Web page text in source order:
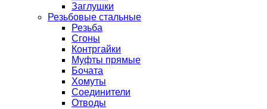
Заглушки
Резьбовые стальные
Резьба
Сгоны
Контргайки
Муфты прямые
Бочата
Хомуты
Соединители
Отводы